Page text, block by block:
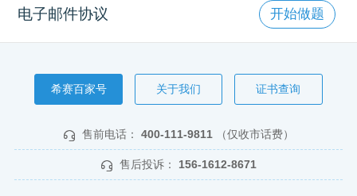
电子邮件协议 开始做题
希赛百家号 关于我们 证书查询
售前电话： 400-111-9811 （仅收市话费）
售后投诉： 156-1612-8671